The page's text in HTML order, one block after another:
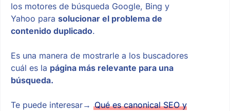
los motores de búsqueda Google, Bing y
Yahoo para solucionar el problema de
contenido duplicado.
Es una manera de mostrarle a los buscadores
cuál es la página más relevante para una
búsqueda.
Te puede interesar→ Qué es canonical SEO y